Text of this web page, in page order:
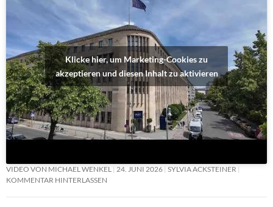
Klicke hier, um Marketing-Cookies zu
akzeptieren und diesen Inhalt zu aktivieren
VIDEO VON MICHAEL WENKEL 24. JUNI 2026 SYLVIA ACKSTEINER
KOMMENTAR HINTERLASSEN